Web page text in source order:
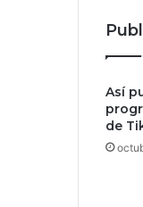
u
i
a
l
a
l
Así
de